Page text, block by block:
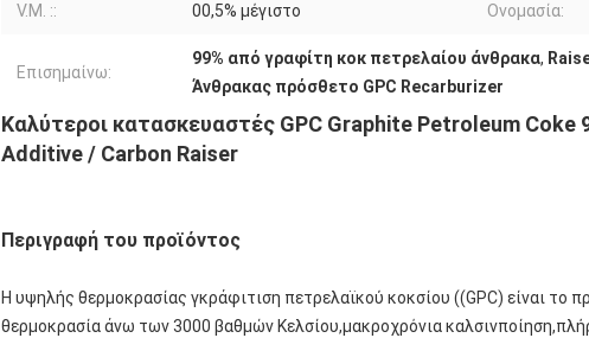
V.M. :: 00,5% μέγιστο Ονομασία:
Επισημαίνω:
99% από γραφίτη κοκ πετρελαίου άνθρακα,
Άνθρακας πρόσθετο GPC Recarburizer
Καλύτεροι κατασκευαστές GPC Graphite Petroleum Coke
Additive / Carbon Raiser
Περιγραφή του προϊόντος
Η υψηλής θερμοκρασίας γκράφιτιση πετρελαϊκού κοκσίου ((GPC) είναι το
θερμοκρασία άνω των 3000 βαθμών Κελσίου,μακροχρόνια